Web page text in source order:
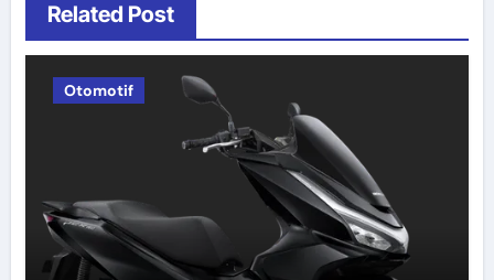
Related Post
Otomotif